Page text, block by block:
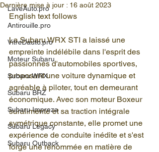
LaveAuto.pro
Antirouille.pro
VitreDauto.pro
Moteur Subaru
Subaru WRX
Subaru BRZ
Subaru Impreza
Subaru Legacy
Subaru Outback
Dernière mise à jour : 16 août 2023
English text follows
La Subaru WRX STI a laissé une
empreinte indélébile dans l'esprit des
passionnés d'automobiles sportives,
proposant une voiture dynamique et
agréable à piloter, tout en demeurant
économique. Avec son moteur Boxeur
suralimenté et sa traction intégrale
symétrique constante, elle promet une
expérience de conduite inédite et s'est
forgé une renommée en matière de